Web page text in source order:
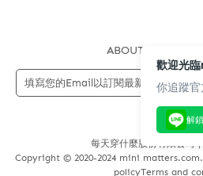
ABOUT US
每天穿什麼股份有限公司 |
Copyright © 2020-2024 mini
policyTerms and
歡迎光
你追蹤
解